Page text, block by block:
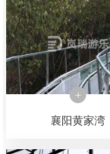
襄阳黄家湾